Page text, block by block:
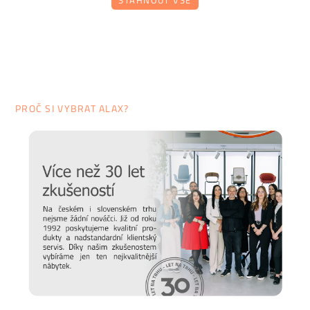
starat o různé typy povrchu a čemu se naopak vyvarovat >>
PROČ SI VYBRAT ALAX?